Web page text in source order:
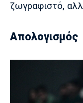
ζωγραφιστό,
Απολογισμός